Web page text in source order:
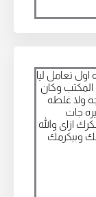
تعامل ليا
وكان
غلطه
والله